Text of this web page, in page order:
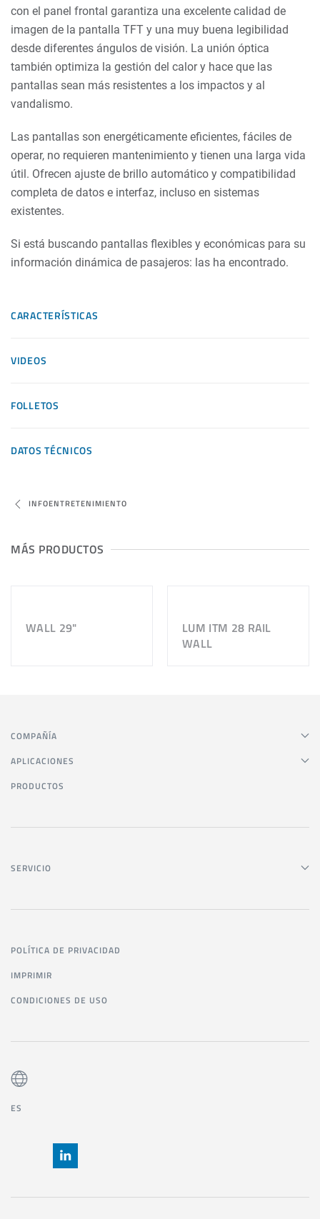
con el panel frontal garantiza una excelente calidad de
imagen de la pantalla TFT y una muy buena legibilidad
desde diferentes ángulos de visión. La unión óptica
también optimiza la gestión del calor y hace que las
pantallas sean más resistentes a los impactos y al
vandalismo.
Las pantallas son energéticamente eficientes, fáciles de
operar, no requieren mantenimiento y tienen una larga vida
útil. Ofrecen ajuste de brillo automático y compatibilidad
completa de datos e interfaz, incluso en sistemas
existentes.
Si está buscando pantallas flexibles y económicas para su
información dinámica de pasajeros: las ha encontrado.
CARACTERÍSTICAS
VIDEOS
FOLLETOS
DATOS TÉCNICOS
INFOENTRETENIMIENTO
MÁS PRODUCTOS
WALL 29"
LUM ITM 28 RAIL
WALL
COMPAÑÍA
APLICACIONES
PRODUCTOS
SERVICIO
POLÍTICA DE PRIVACIDAD
IMPRIMIR
CONDICIONES DE USO
ES